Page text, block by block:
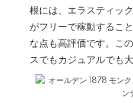
根には、エラスティッ
がフリーで稼動するこ
な点も高評価です。こ
スでもカジュアルでも